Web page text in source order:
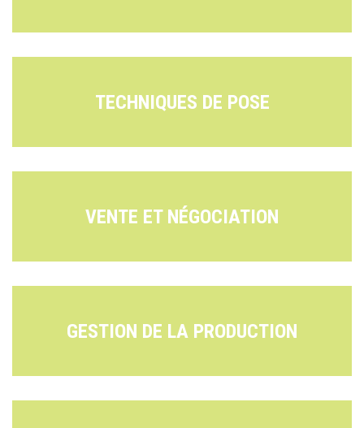
TECHNIQUES DE POSE
VENTE ET NÉGOCIATION
GESTION DE LA PRODUCTION